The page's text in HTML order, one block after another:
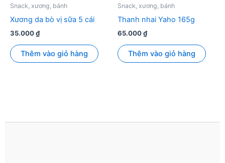
Snack, xương, bánh
Xương da bò vị sữa 5 cái
35.000₫
Thêm vào giỏ hàng
Snack, xương, bánh
Thanh nhai Yaho 165g
65.000₫
Thêm vào giỏ hàng